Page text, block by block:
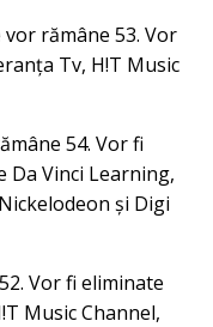
rămâne 53. Vor
Tv, H!T Music
54. Vor fi
Da Vinci Learning,
și Digi
Vor fi eliminate
Music Channel,